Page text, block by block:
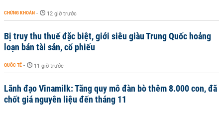
CHỨNG KHOÁN - 12 giờ trước
Bị truy thu thuế đặc biệt, giới siêu giàu Trung Quốc hoảng
loạn bán tài sản, cổ phiếu
QUỐC TẾ - 11 giờ trước
Lãnh đạo Vinamilk: Tăng quy mô đàn bò thêm 8.000 con, đã
chốt giá nguyên liệu đến tháng 11